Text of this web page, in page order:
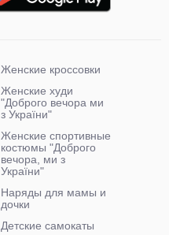
Женские кроссовки
Женские худи
"Доброго вечора ми
з України"
Женские спортивные
костюмы "Доброго
вечора, ми з
України"
Наряды для мамы и
дочки
Детские самокаты